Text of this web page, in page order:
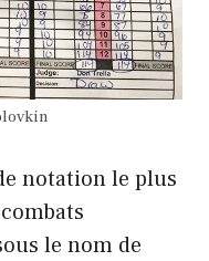
notation le plus
le nom de